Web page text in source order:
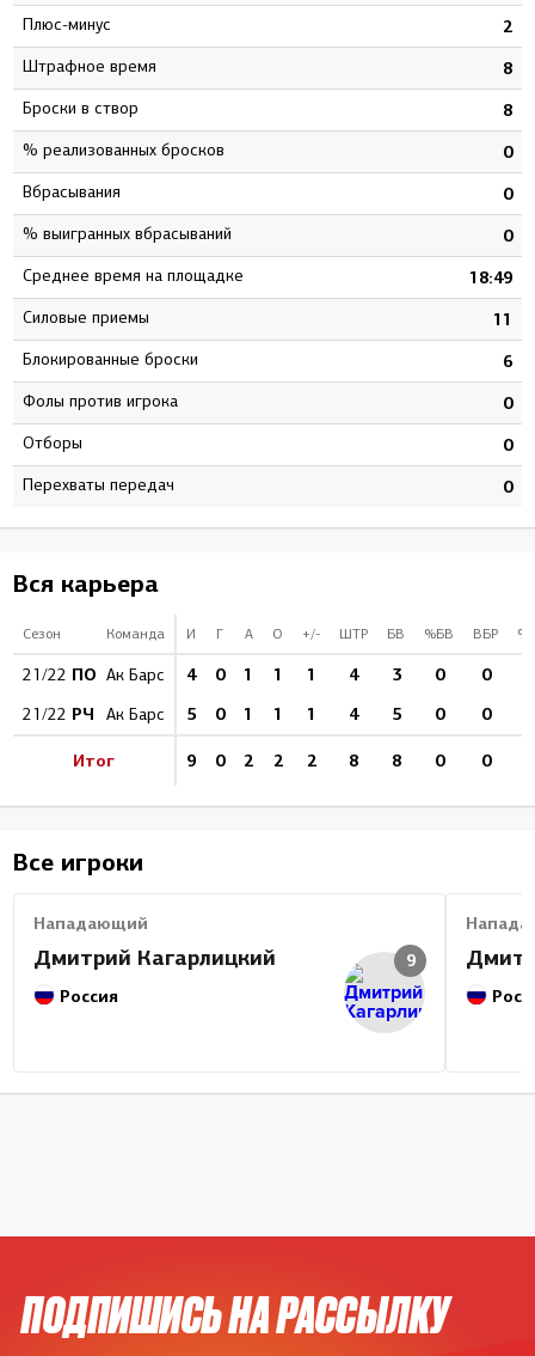
Плюс-минус 2
штрафное время 8
Броски в створ 8
% реализованных бросков 0
Вбрасывания 0
% выигранных вбрасываний 0
Среднее время на площадке 18:49
Силовые приемы 11
Блокированные броски 6
Фолы против игрока 0
Отборы 0
Перехваты передач 0
Вся карьера
Сезон Команда И Г А О +/- ШТР БВ %БВ ВБР
21/22 ПО Ак Барс 4 0 1 1 1 4 3 0 0
21/22 РЧ Ак Барс 5 0 1 1 1 4 5 0 0
Итог 9 0 2 2 2 8 8 0 0
Все игроки
Нападающий
Дмитрий Кагарлицкий
Россия
9
ПОДПИШИСЬ НА РАССЫЛКУ